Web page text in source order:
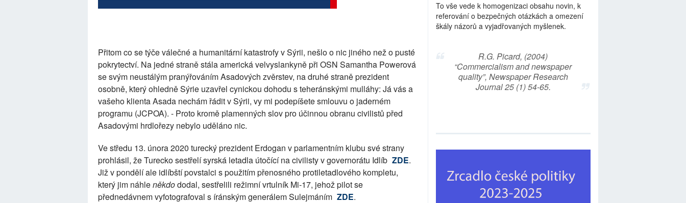
Přitom co se týče válečné a humanitární katastrofy v Sýrii, nešlo o nic jiného než o pusté
pokrytectví. Na jedné straně stála americká velvyslankyně při OSN Samantha Powerová
se svým neustálým pranýřováním Asadových zvěrstev, na druhé straně prezident
osobně, který ohledně Sýrie uzavřel cynickou dohodu s teheránskými mulláhy: Já vás a
vašeho klienta Asada nechám řádit v Sýrii, vy mi podepíšete smlouvu o jaderném
programu (JCPOA). - Proto kromě plamenných slov pro účinnou obranu civilistů před
Asadovými hrdlořezy nebylo uděláno nic.
Ve středu 13. února 2020 turecký prezident Erdogan v parlamentním klubu své strany
prohlásil, že Turecko sestřelí syrská letadla útočící na civilisty v governorátu Idlíb ZDE.
Již v pondělí ale idlíbští povstalci s použitím přenosného protiletadlového kompletu,
který jim náhleněkdododal, sestřelili režimní vrtulník Mi-17, jehož pilot se
přednedávnem vyfotografoval s íránským generálem Sulejmáním ZDE.
To vše vede k homogenizaci obsahu novin, k
referování o bezpečných otázkách a omezení
škály názorů a vyjadřovaných myšlenek.
R.G. Picard, (2004)
“Commercialism and newspaper
quality”, Newspaper Research
Journal 25 (1) 54-65.